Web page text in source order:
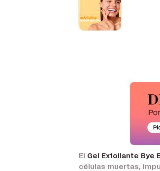
El Gel Exfoliante Bye
células muertas,